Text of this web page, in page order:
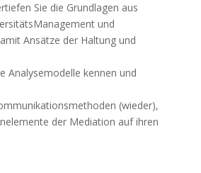
Sie die Grundlagen aus
und
Ansätze der Haltung und
Analysemodelle kennen und
(wieder),
der Mediation auf ihren